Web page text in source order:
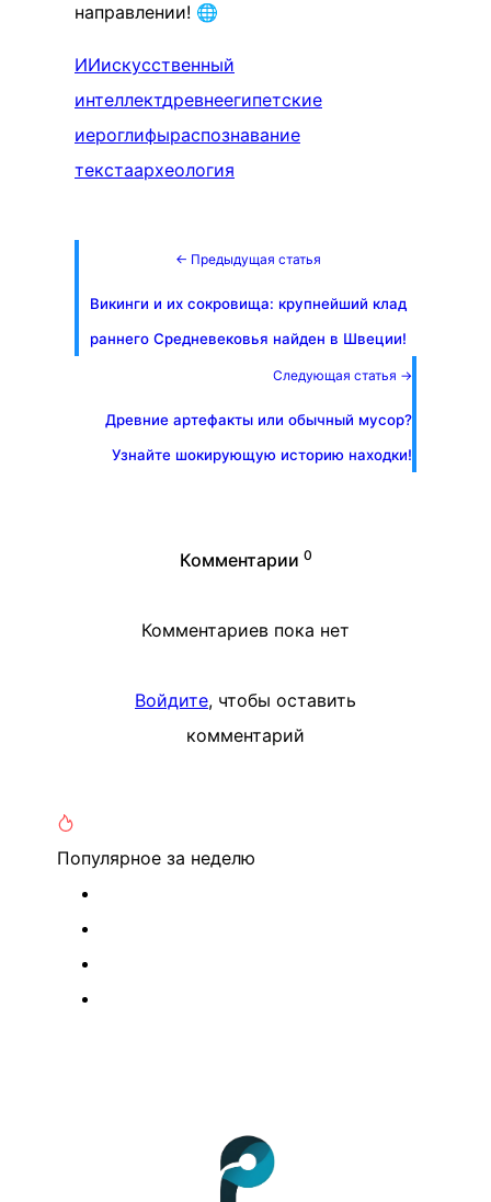
направлении! 🌐
ИИискусственный
интеллектдревнеегипетские
иероглифыраспознавание
текстаархеология
← Предыдущая статья
Викинги и их сокровища: крупнейший клад
раннего Средневековья найден в Швеции!
Следующая статья →
Древние артефакты или обычный мусор?
Узнайте шокирующую историю находки!
Комментарии 0
Комментариев пока нет
Войдите, чтобы оставить
комментарий
Популярное за неделю